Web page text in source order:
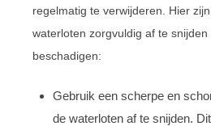
regelmatig te verwijderen. Hier
waterloten zorgvuldig af te
beschadigen:
Gebruik een scherpe en
de waterloten af te snijden.